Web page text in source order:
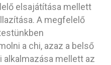
elsajátítása mellett
A megfelelő
a chi, azaz a belső
alkalmazása mellett az